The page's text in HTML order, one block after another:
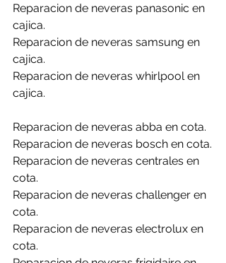
Reparacion de neveras panasonic en
cajica.
Reparacion de neveras samsung en
cajica.
Reparacion de neveras whirlpool en
cajica.
Reparacion de neveras abba en cota.
Reparacion de neveras bosch en cota.
Reparacion de neveras centrales en
cota.
Reparacion de neveras challenger en
cota.
Reparacion de neveras electrolux en
cota.